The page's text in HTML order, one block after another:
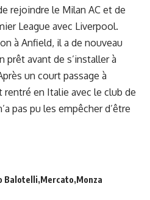
rejoindre le Milan AC et de
League avec Liverpool.
à Anfield, il a de nouveau
prêt avant de s’installer à
un court passage à
rentré en Italie avec le club de
pas pu les empêcher d’être
Balotelli Mercato Monza